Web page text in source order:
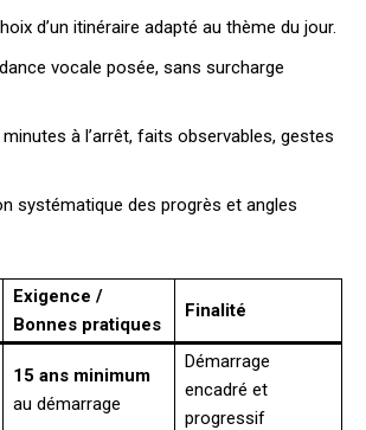
d’un itinéraire adapté au thème du jour.
vocale posée, sans surcharge
minutes à l’arrêt, faits observables, gestes
systématique des progrès et angles
Exigence /
Bonnes pratiques
Finalité
15 ans minimum
au démarrage
Démarrage
encadré et
progressif